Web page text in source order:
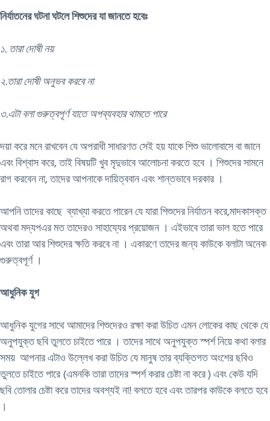
নির্যাতনের ঘটনা ঘটলে শিশুদের যা জানতে হবেঃ
১. তারা দোষী নয়
২.তারা দোষী অনুভব করবে না
৩.এটা বলা গুরুত্বপূর্ণ যাতে অপব্যবহার থামতে পারে
দয়া করে মনে রাখবেন যে অপরাধী সাধারণত সেই হয় যাকে শিশু ভালোবাসে বা জানে
এবং বিশ্বাস করে, তাই বিষয়টি খুব মৃদুভাবে আলোচনা করতে হবে । শিশুদের সামনে
রাগ করবেন না, তাদের আপনাকে দায়িত্ববান এবং শান্তভাবে দরকার ।
আপনি তাদের কাছে ব্যাখ্যা করতে পারেন যে যারা শিশুদের নির্যাতন করে,মাদকাসক্ত
অথবা মদ্যপএর মত তাদেরও সাহায্যের প্রয়োজন । এইভাবে তারা ভাল হতে পারে
এবং তারা আর শিশুদের ক্ষতি করবে না । একারণে তাদের জন্য কাউকে বলাটা অনেক
গুরুত্বপূর্ণ ।
আধুনিক যুগ
আধুনিক যুগের সাথে আমাদের শিশুদেরও রক্ষা করা উচিত এমন লোকের কাছ থেকে যে
অনুপযুক্ত ছবি তুলতে চাইতে পারে । তাদের সাথে অনুপযুক্ত স্পর্শ নিয়ে কথা বলার
সময় আপনার এটাও উল্লেখ করা উচিত যে মানুষ তার ব্যক্তিগত অংশের ছবিও
তুলতে চাইতে পারে (এমনকি তারা তাদের স্পর্শ করার চেষ্টা না করে ) এবং কেউ যদি
ছবি তোলার চেষ্টা করে তাদের অবশ্যই না! বলতে হবে এবং তারপর কাউকে বলতে হবে
।​